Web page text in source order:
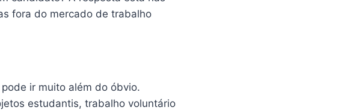
fora do mercado de trabalho
ir muito além do óbvio.
estudantis, trabalho voluntário